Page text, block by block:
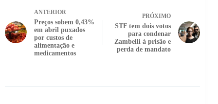
ANTERIOR
Preços sobem 0,43%
em abril puxados
por custos de
alimentação e
medicamentos
PRÓXIMO
STF tem dois votos
para condenar
Zambelli à prisão e
perda de mandato